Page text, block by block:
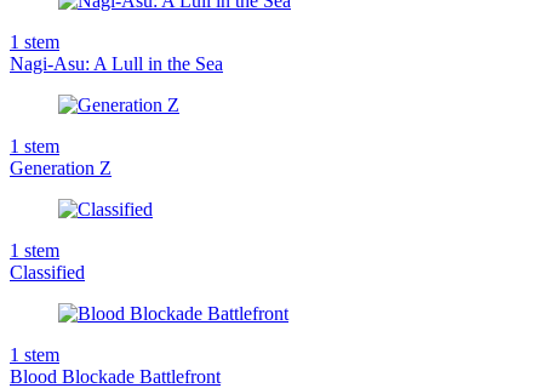
1 stem
Nagi-Asu: A Lull in the Sea
1 stem
Generation Z
1 stem
Classified
1 stem
Blood Blockade Battlefront